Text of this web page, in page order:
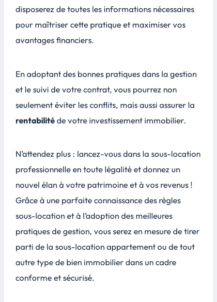
disposerez de toutes les informations nécessaires
pour maîtriser cette pratique et maximiser vos
avantages financiers.
En adoptant des bonnes pratiquesdans la gestion
et le suivi de votre contrat, vous pourrez non
seulement éviter les conflits, mais aussi assurer la
rentabilitéde votre investissement immobilier.
N’attendez plus : lancez-vous dans la sous-location
professionnelle en toute légalité et donnez un
nouvel élan à votre patrimoine et à vos revenus !
Grâce à une parfaite connaissance des règles
sous-location et à l’adoption des meilleures
pratiques de gestion, vous serez en mesure de tirer
parti de la sous-location appartement ou de tout
autre type de bien immobilier dans un cadre
conforme et sécurisé.